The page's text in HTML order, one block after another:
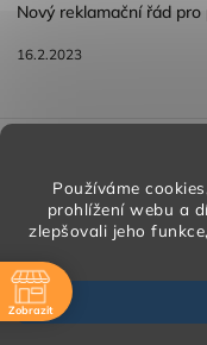
Používáme
prohlížení webu a
zlepšovali jeho
Nový reklamační řád pro
16.2.2023
Reklamace a
Copyright 2026
Zobrazit